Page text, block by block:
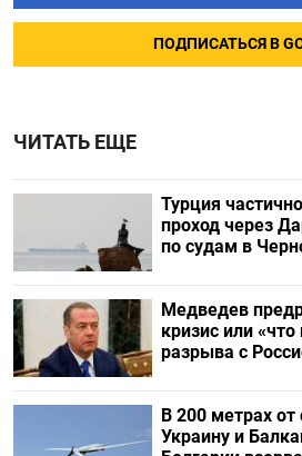
ПОДПИСАТЬСЯ В
ЧИТАТЬ ЕЩЕ
Турция
проход через
по судам в
Медведев
кризис или
разрыва с
В 200 метрах
Украину и